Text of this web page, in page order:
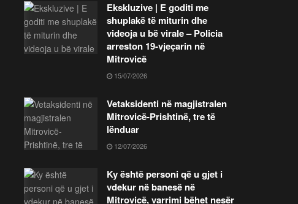
Ekskluzive | E goditi me
shuplakë të miturin dhe
videoja u bë virale – Policia
arreston 19-vjeçarin në
Mitrovicë
15/07/2026
Vetaksidenti në magjistralen
Mitrovicë-Prishtinë, tre të
lënduar
12/07/2026
Ky është personi që u gjet i
vdekur në banesë në
Mitrovicë, varrimi bëhet nesër